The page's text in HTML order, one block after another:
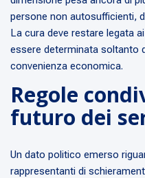
persone non autosufficienti,
La cura deve restare legata
essere determinata soltanto
convenienza economica.
Regole
futuro dei
Un dato politico emerso
rappresentanti di